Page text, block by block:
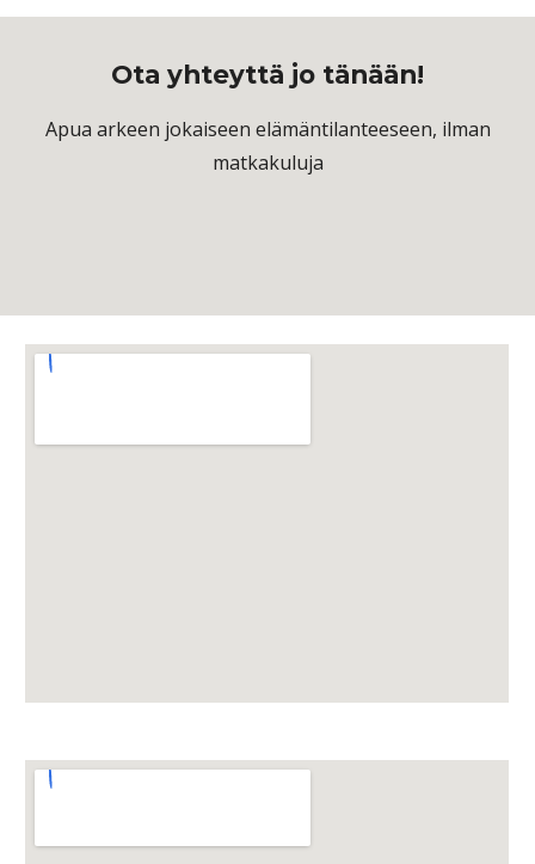
Ota yhteyttä jo tänään!
Apua arkeen jokaiseen elämäntilanteeseen, ilman
matkakuluja